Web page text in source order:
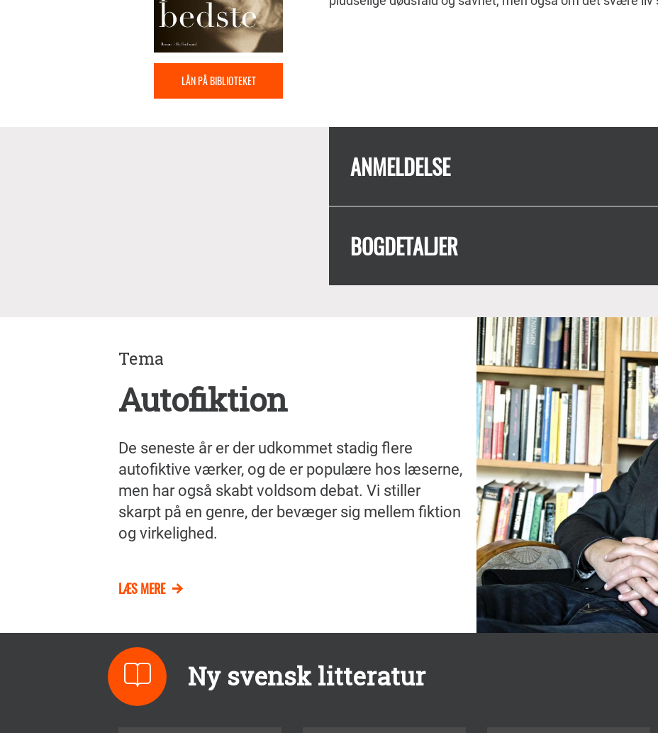
LÅN PÅ BIBLIOTEKET
ANMELDELSE
BOGDETALJER
Tema
Autofiktion
De seneste år er der udkommet stadig flere
autofiktive værker, og de er populære hos læserne,
men har også skabt voldsom debat. Vi stiller
skarpt på en genre, der bevæger sig mellem fiktion
og virkelighed.
LÆS MERE
Ny svensk litteratur